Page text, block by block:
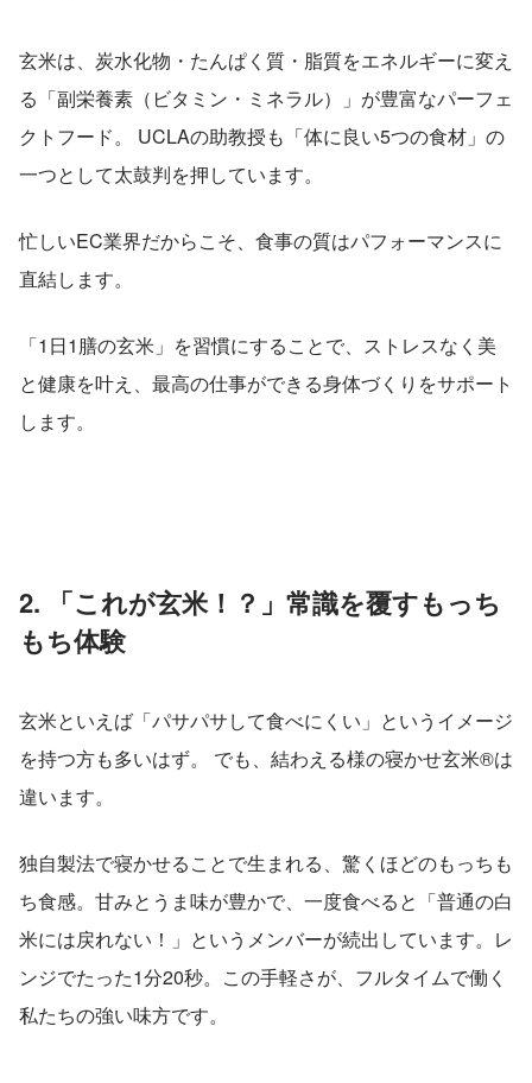
玄米は、炭水化物・たんぱく質・脂質をエネルギーに変え
る「副栄養素（ビタミン・ミネラル）」が豊富なパーフェ
クトフード。 UCLAの助教授も「体に良い5つの食材」の
一つとして太鼓判を押しています。
忙しいEC業界だからこそ、食事の質はパフォーマンスに
直結します。
「1日1膳の玄米」を習慣にすることで、ストレスなく美
と健康を叶え、最高の仕事ができる身体づくりをサポート
します。
2. 「これが玄米！？」常識を覆すもっち
もち体験
玄米といえば「パサパサして食べにくい」というイメージ
を持つ方も多いはず。 でも、結わえる様の寝かせ玄米®は
違います。
独自製法で寝かせることで生まれる、驚くほどのもっちも
ち食感。甘みとうま味が豊かで、一度食べると「普通の白
米には戻れない！」というメンバーが続出しています。レ
ンジでたった1分20秒。この手軽さが、フルタイムで働く
私たちの強い味方です。